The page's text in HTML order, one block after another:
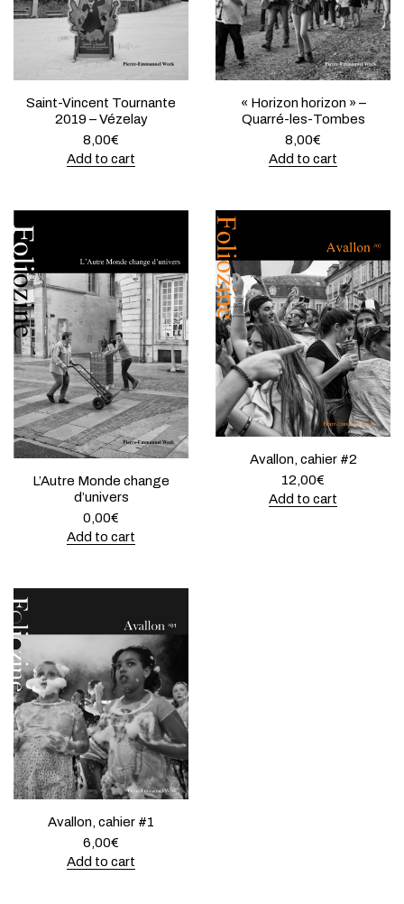
Saint-Vincent Tournante
2019 – Vézelay
8,00€
Add to cart
« Horizon horizon » –
Quarré-les-Tombes
8,00€
Add to cart
L’Autre Monde change
d’univers
0,00€
Add to cart
Avallon, cahier #2
12,00€
Add to cart
Avallon, cahier #1
6,00€
Add to cart